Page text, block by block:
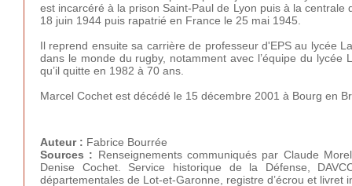
est incarcéré à la prison Saint-Paul de Lyon puis à la
18 juin 1944 puis rapatrié en France le 25 mai 1945.
Il reprend ensuite sa carrière de professeur d'EPS au lycée
dans le monde du rugby, notamment avec l’équipe du
qu’il quitte en 1982 à 70 ans.
Marcel Cochet est décédé le 15 décembre 2001 à Bourg en
Auteur : Fabrice Bourrée
Sources : Renseignements communiqués par Claude
Denise Cochet. Service historique de la Défense,
départementales de Lot-et-Garonne, registre d’écrou et livret